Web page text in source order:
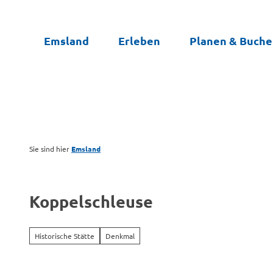
Emsland Erleben Planen &
Sie sind hier Emsland
Koppelschleuse
Historische Stätte Denkmal